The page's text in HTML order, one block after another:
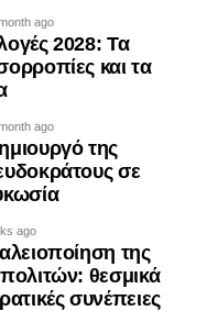
μπορούν να
μια
την εντύπωση
για τη διαφάνεια
ο οποίος
του από τις 10
και
κάθε
πολιτική
ago
2028: Τα
και τα
ago
της
σε
ago
της
θεσμικά
συνέπειες